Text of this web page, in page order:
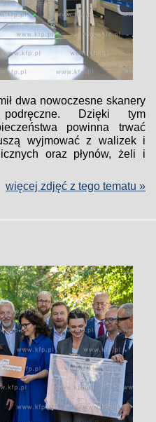
dwa nowoczesne skanery
podręczne. Dzięki tym
powinna trwać
wyjmować z walizek i
oraz płynów, żeli i
więcej zdjęć z tego tematu »